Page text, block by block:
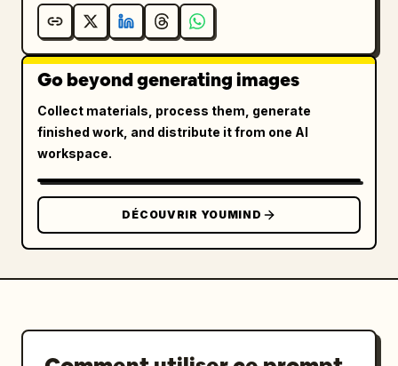
Go beyond generating images
Collect materials, process them, generate
finished work, and distribute it from one AI
workspace.
DÉCOUVRIR YOUMIND